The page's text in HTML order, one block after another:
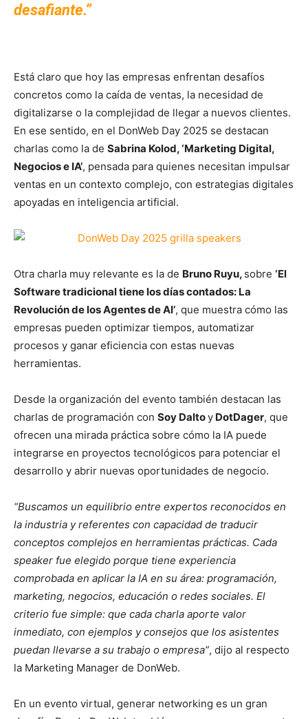
desafiante.”
Está claro que hoy las empresas enfrentan desafíos
concretos como la caída de ventas, la necesidad de
digitalizarse o la complejidad de llegar a nuevos clientes.
En ese sentido, en el DonWeb Day 2025 se destacan
charlas como la de Sabrina Kolod, ‘Marketing Digital,
Negocios e IA’, pensada para quienes necesitan impulsar
ventas en un contexto complejo, con estrategias digitales
apoyadas en inteligencia artificial.
Otra charla muy relevante es la de Bruno Ruyu, sobre ‘El
Software tradicional tiene los días contados: La
Revolución de los Agentes de AI’, que muestra cómo las
empresas pueden optimizar tiempos, automatizar
procesos y ganar eficiencia con estas nuevas
herramientas.
Desde la organización del evento también destacan las
charlas de programación con Soy Daltoy DotDager, que
ofrecen una mirada práctica sobre cómo la IA puede
integrarse en proyectos tecnológicos para potenciar el
desarrollo y abrir nuevas oportunidades de negocio.
“Buscamos un equilibrio entre expertos reconocidos en
la industria y referentes con capacidad de traducir
conceptos complejos en herramientas prácticas. Cada
speaker fue elegido porque tiene experiencia
comprobada en aplicar la IA en su área: programación,
marketing, negocios, educación o redes sociales. El
criterio fue simple: que cada charla aporte valor
inmediato, con ejemplos y consejos que los asistentes
puedan llevarse a su trabajo o empresa”, dijo al respecto
la Marketing Manager de DonWeb.
En un evento virtual, generar networking es un gran